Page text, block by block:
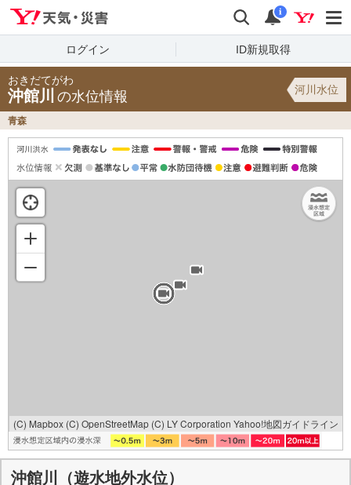
検索 通知
i
ログイン ID新規取得
おきだてがわ
沖館川 の水位情報 河川水位
青森
(C) Mapbox (C) OpenStreetMap (C) LY Corporation Yahoo!地図ガイドライン
沖館川（遊水地外水位）